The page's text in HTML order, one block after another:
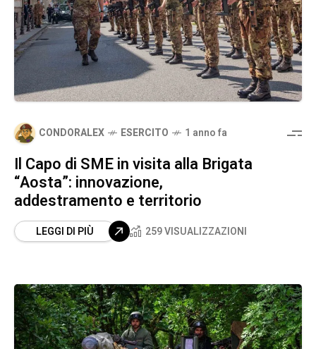
CONDORALEX ESERCITO 1 anno fa
Il Capo di SME in visita alla Brigata
“Aosta”: innovazione,
addestramento e territorio
LEGGI DI PIÙ 259 VISUALIZZAZIONI